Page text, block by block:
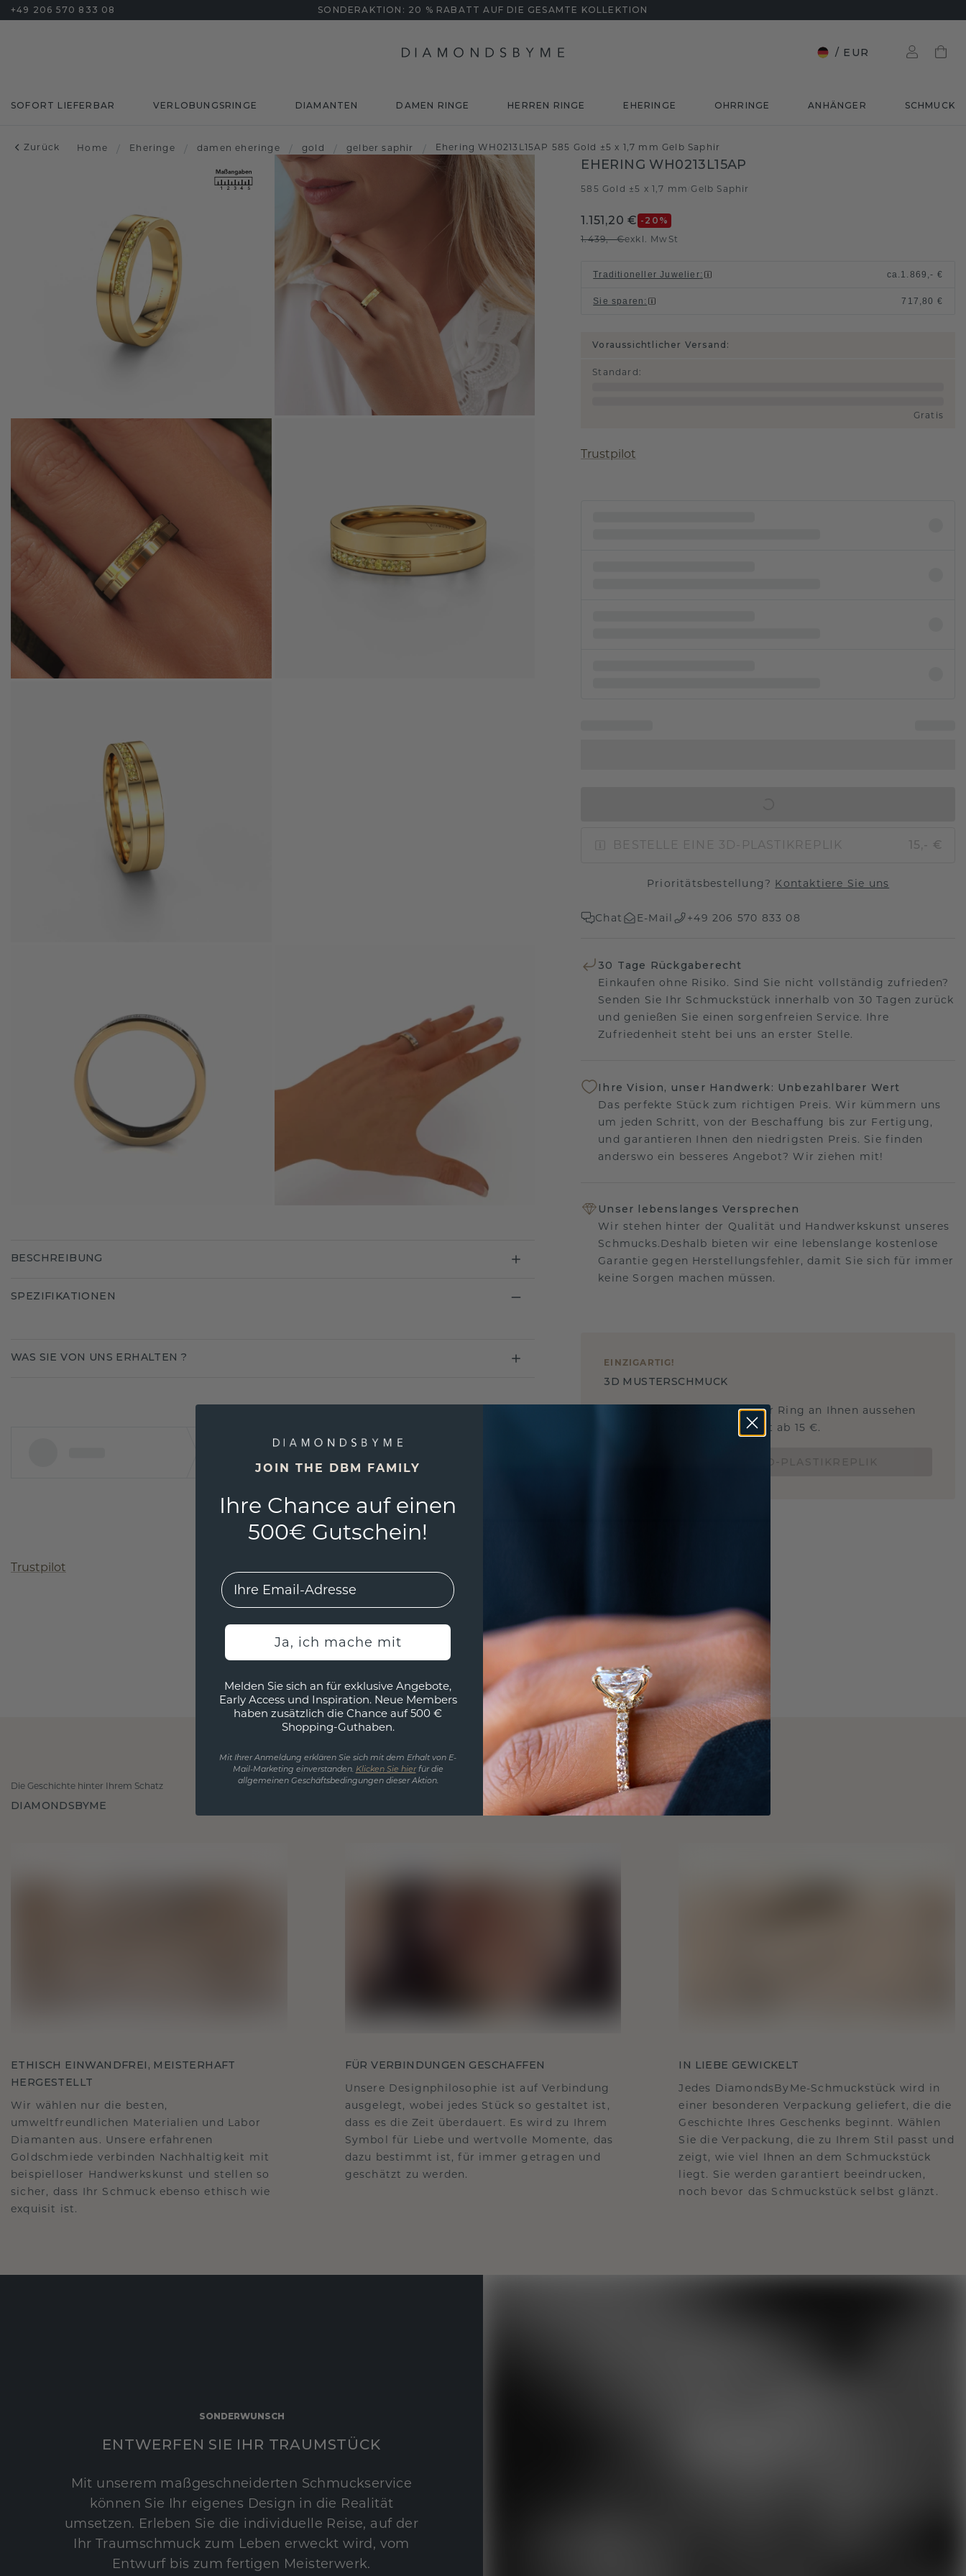
+49 206 570 833 08 SONDERAKTION: 20 % RABATT AUF DIE GESAMTE KOLLEKTION
/ EUR
SOFORT LIEFERBAR VERLOBUNGSRINGE DIAMANTEN DAMEN RINGE HERREN RINGE EHERINGE OHRRINGE ANHÄNGER SCHMUCK
Zurück Home / Eheringe / damen eheringe / gold / gelber saphir / Ehering WH0213L15AP 585 Gold ±5 x 1,7 mm Gelb Saphir
EHERING WH0213L15AP
585 Gold ±5 x 1,7 mm /Gelb Saphir
1.151,20 € -20 %
1.439,- €exkl. MwSt
Traditioneller Juwelier: ca. 1.869,- €
Sie sparen : 717,80 €
Voraussichtlicher Versand:
Standard :
Gratis
Trustpilot
BESTELLE EINE 3D-PLASTIKREPLIK 15,- €
Prioritätsbestellung? Kontaktiere Sie uns
Chat E-Mail +49 206 570 833 08
30 Tage Rückgaberecht
Einkaufen ohne Risiko. Sind Sie nicht vollständig zufrieden?
Senden Sie Ihr Schmuckstück innerhalb von 30 Tagen zurück
und genießen Sie einen sorgenfreien Service. Ihre
Zufriedenheit steht bei uns an erster Stelle.
Ihre Vision, unser Handwerk: Unbezahlbarer Wert
Das perfekte Stück zum richtigen Preis. Wir kümmern uns
um jeden Schritt, von der Beschaffung bis zur Fertigung,
und garantieren Ihnen den niedrigsten Preis. Sie finden
anderswo ein besseres Angebot? Wir ziehen mit!
Unser lebenslanges Versprechen
Wir stehen hinter der Qualität und Handwerkskunst unseres
Schmucks.Deshalb bieten wir eine lebenslange kostenlose
Garantie gegen Herstellungsfehler, damit Sie sich für immer
keine Sorgen machen müssen.
EINZIGARTIG !
3D MUSTERSCHMUCK
Wollen Sie wissen, wie dieser Ring an Ihnen aussehen
würde und ob er passt? Jetzt ab 15 €.
BESCHREIBUNG
SPEZIFIKATIONEN
WAS SIE VON UNS ERHALTEN ?
Trustpilot
Die Geschichte hinter Ihrem Schatz
DIAMONDSBYME
ETHISCH EINWANDFREI, MEISTERHAFT
HERGESTELLT
Wir wählen nur die besten,
umweltfreundlichen Materialien und Labor
Diamanten aus. Unsere erfahrenen
Goldschmiede verbinden Nachhaltigkeit mit
beispielloser Handwerkskunst und stellen so
sicher, dass Ihr Schmuck ebenso ethisch wie
exquisit ist.
FÜR VERBINDUNGEN GESCHAFFEN
Unsere Designphilosophie ist auf Verbindung
ausgelegt, wobei jedes Stück so gestaltet ist,
dass es die Zeit überdauert. Es wird zu Ihrem
Symbol für Liebe und wertvolle Momente, das
dazu bestimmt ist, für immer getragen und
geschätzt zu werden.
IN LIEBE GEWICKELT
Jedes DiamondsByMe-Schmuckstück wird in
einer besonderen Verpackung geliefert, die die
Geschichte Ihres Geschenks beginnt. Wählen
Sie die Verpackung, die zu Ihrem Stil passt und
zeigt, wie viel Ihnen an dem Schmuckstück
liegt. Sie werden garantiert beeindrucken,
noch bevor das Schmuckstück selbst glänzt.
SONDERWUNSCH
ENTWERFEN SIE IHR TRAUMSTÜCK
Mit unserem maßgeschneiderten Schmuckservice
können Sie Ihr eigenes Design in die Realität
umsetzen. Erleben Sie die individuelle Reise, auf der
Ihr Traumschmuck zum Leben erweckt wird, vom
Entwurf bis zum fertigen Meisterwerk.
JOIN THE DBM FAMILY
Ihre Chance auf einen
500€ Gutschein!
EMail
Ja, ich mache mit
Melden Sie sich an für exklusive Angebote,
Early Access und Inspiration. Neue Members
haben zusätzlich die Chance auf 500 €
Shopping-Guthaben.
Mit Ihrer Anmeldung erklären Sie sich mit dem Erhalt von E-
Mail-Marketing einverstanden. Klicken Sie hierfür die
allgemeinen Geschäftsbedingungen dieser Aktion.